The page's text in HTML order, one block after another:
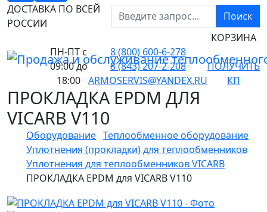
ДОСТАВКА ПО ВСЕЙ
РОССИИ
Поиск
ПН-ПТ с
09:00 до
18:00
8 (800) 600-6-278
8 (843) 207-2-208
ARMOSERVIS@YANDEX.RU
КОРЗИНА
ПОЛУЧИТЬ
КП
ПРОКЛАДКА EPDM ДЛЯ
VICARB V110
Оборудование Теплообменное оборудование
Уплотнения (прокладки) для теплообменников
Уплотнения для теплообменников VICARB
ПРОКЛАДКА EPDM для VICARB V110